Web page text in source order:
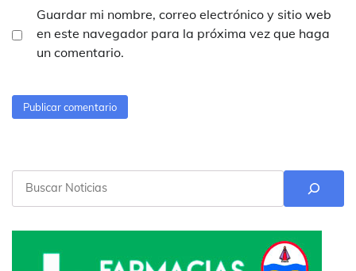
Guardar mi nombre, correo electrónico y sitio web
en este navegador para la próxima vez que haga
un comentario.